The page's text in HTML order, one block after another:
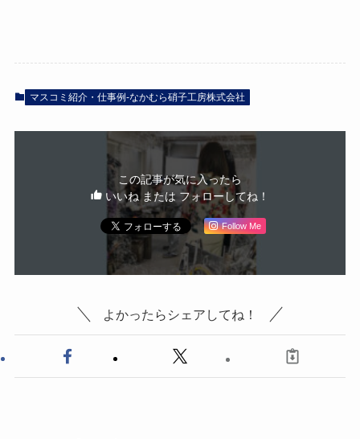
マスコミ紹介・仕事例-なかむら硝子工房株式会社
この記事が気に入ったら
いいね または フォローしてね！
Follow Me
よかったらシェアしてね！